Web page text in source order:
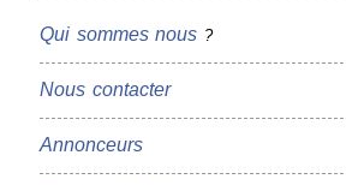
Qui sommes nous ?
Nous contacter
Annonceurs